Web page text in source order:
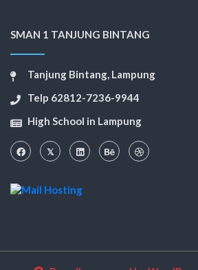
SMAN 1 TANJUNG BINTANG
Tanjung Bintang, Lampung
Telp 62812-7236-9944
High School in Lampung